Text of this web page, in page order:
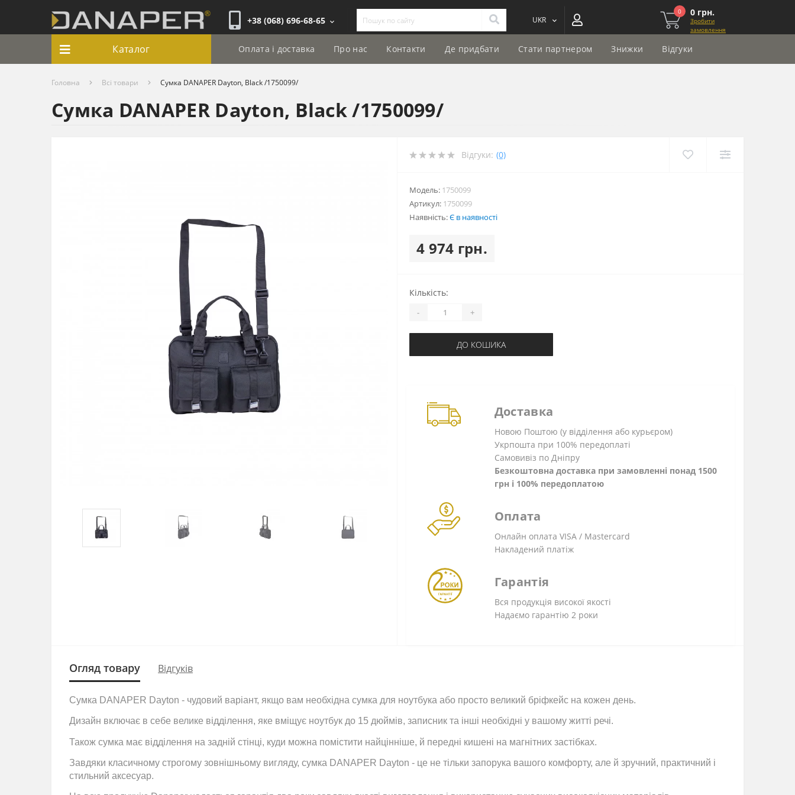
+38 (068) 696-68-65 UKR
0 0 грн.
Зробити
замовлення
Каталог Оплата і доставка Про нас Контакти Де придбати Стати партнером Знижки Відгуки
Головна Всі товари Сумка DANAPER Dayton, Black /1750099/
Сумка DANAPER Dayton, Black /1750099/
Відгуки: (0)
Модель: 1750099
Артикул: 1750099
Наявність:Є в наявності
4 974 грн.
Кількість:
- +
ДО КОШИКА
Доставка
Новою Поштою (у відділення або курьєром)
Укрпошта при 100% передоплаті
Самовивіз по Дніпру
Безкоштовна доставка при замовленні понад 1500
грн і 100% передоплатою
Оплата
Онлайн оплата VISA / Mastercard
Накладений платіж
Гарантія
Вся продукція високої якості
Надаємо гарантію 2 роки
Огляд товару Відгуків
Сумка DANAPER Dayton - чудовий варіант, якщо вам необхідна сумка для ноутбука або просто великий бріфкейс на кожен день.
Дизайн включає в себе велике відділення, яке вміщує ноутбук до 15 дюймів, записник та інші необхідні у вашому житті речі.
Також сумка має відділення на задній стінці, куди можна помістити найцінніше, й передні кишені на магнітних застібках.
Завдяки класичному строгому зовнішньому вигляду, сумка DANAPER Dayton - це не тільки запорука вашого комфорту, але й зручний, практичний і
стильний аксесуар.